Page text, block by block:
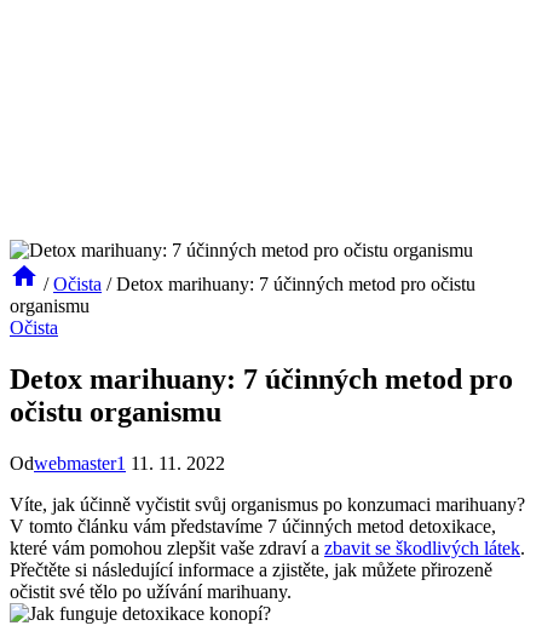
/ Očista / Detox marihuany: 7 účinných metod pro očistu
organismu
Očista
Detox marihuany: 7 účinných metod pro
očistu organismu
Odwebmaster1 11. 11. 2022
Víte, jak účinně vyčistit svůj organismus po konzumaci marihuany?
V tomto článku vám představíme 7 účinných metod detoxikace,
které vám pomohou zlepšit vaše zdraví a zbavit se škodlivých látek.
Přečtěte si následující informace a zjistěte, jak můžete přirozeně
očistit své tělo po užívání marihuany.